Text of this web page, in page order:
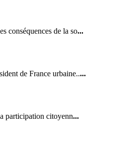
conséquences de la so...
de France urbaine.....
participation citoyenn...